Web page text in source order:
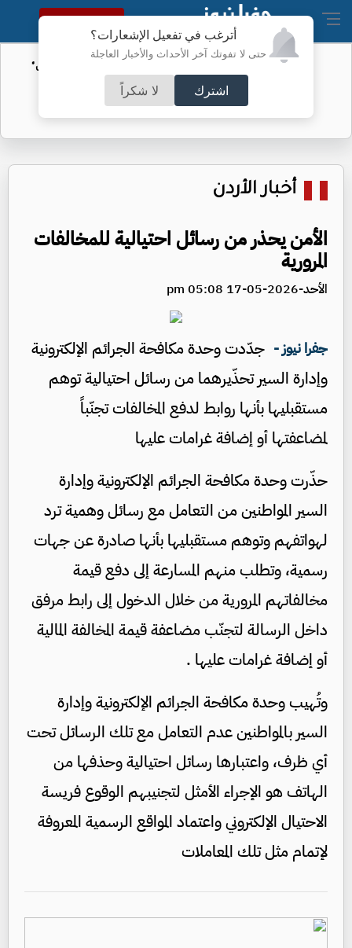
أترغب في تفعيل الإشعارات؟
حتى لا تفوتك آخر الأحداث والأخبار العاجلة
اشترك لا شكراً
النسخة الكاملة
الأمن السيبراني يحذر من رسائل "واتساب"
أخبار الأردن
الأمن يحذر من رسائل احتيالية للمخالفات
المرورية
الأحد-2026-05-17 05:08 pm
جفرا نيوز - جدّدت وحدة مكافحة الجرائم الإلكترونية
وإدارة السير تحذّيرهما من رسائل احتيالية توهم
مستقبليها بأنها روابط لدفع المخالفات تجنّباً
لمضاعفتها أو إضافة غرامات عليها
حذّرت وحدة مكافحة الجرائم الإلكترونية وإدارة
السير المواطنين من التعامل مع رسائل وهمية ترد
لهواتفهم وتوهم مستقبليها بأنها صادرة عن جهات
رسمية، وتطلب منهم المسارعة إلى دفع قيمة
مخالفاتهم المرورية من خلال الدخول إلى رابط مرفق
داخل الرسالة لتجنّب مضاعفة قيمة المخالفة المالية
أو إضافة غرامات عليها .
وتُهيب وحدة مكافحة الجرائم الإلكترونية وإدارة
السير بالمواطنين عدم التعامل مع تلك الرسائل تحت
أي ظرف، واعتبارها رسائل احتيالية وحذفها من
الهاتف هو الإجراء الأمثل لتجنيبهم الوقوع فريسة
الاحتيال الإلكتروني واعتماد المواقع الرسمية المعروفة
لإتمام مثل تلك المعاملات